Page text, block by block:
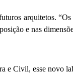
arquitetos. “Os
e nas
e Civil, esse novo